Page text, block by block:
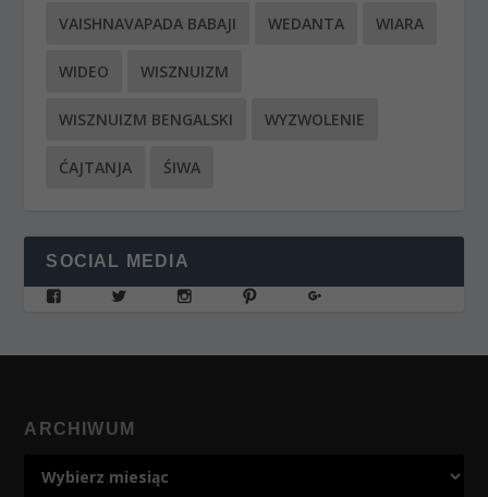
VAISHNAVAPADA BABAJI WEDANTA WIARA
WIDEO WISZNUIZM
WISZNUIZM BENGALSKI WYZWOLENIE
ĆAJTANJA ŚIWA
SOCIAL MEDIA
ARCHIWUM